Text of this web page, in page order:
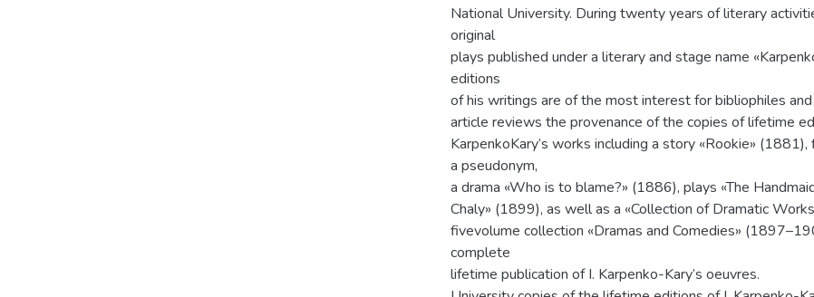
National University. During twenty years of literary
original
plays published under a literary and stage name
editions
of his writings are of the most interest for bibliophiles
article reviews the provenance of the copies of lifetime
KarpenkoKary’s works including a story «Rookie»
a pseudonym,
a drama «Who is to blame?» (1886), plays «The
Chaly» (1899), as well as a «Collection of Dramatic
fivevolume collection «Dramas and Comedies»
complete
lifetime publication of I. Karpenko-Kary’s oeuvres.